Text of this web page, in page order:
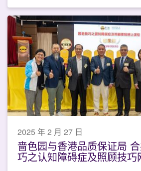
2025 年 2 月 27 日
啬色园与香港品质保证局
巧之认知障碍症及照顾技巧